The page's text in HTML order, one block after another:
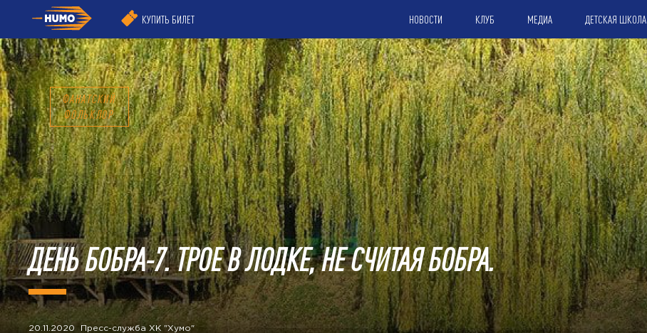
КУПИТЬ БИЛЕТ НОВОСТИ КЛУБ МЕДИА ДЕТСКАЯ ШКОЛА
ФАНАТСКИЙ
ФОЛЬКЛОР
ДЕНЬ БОБРА-7. ТРОЕ В ЛОДКЕ, НЕ СЧИТАЯ БОБРА.
20.11.2020 Пресс-служба ХК "Хумо"